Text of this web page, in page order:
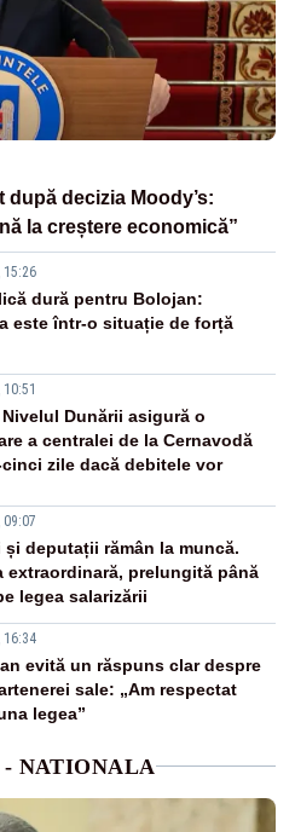
decizia Moody’s:
la creștere economică”
15:26
dură pentru Bolojan:
este într-o situație de forță
Dunării asigură o
a centralei de la Cernavodă
zile dacă debitele vor
și deputații rămân la muncă.
extraordinară, prelungită până
legea salarizării
16:34
evită un răspuns clar despre
sale: „Am respectat
legea”
NATIONALA